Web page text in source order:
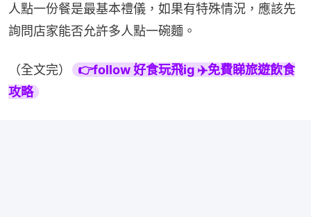
人點一份餐是最基本禮儀，如果有特殊情況，應該先
詢問店家能否允許多人點一碗麵。
（全文完）
👉follow 好食玩飛ig ✈️免費睇旅遊飲食
攻略